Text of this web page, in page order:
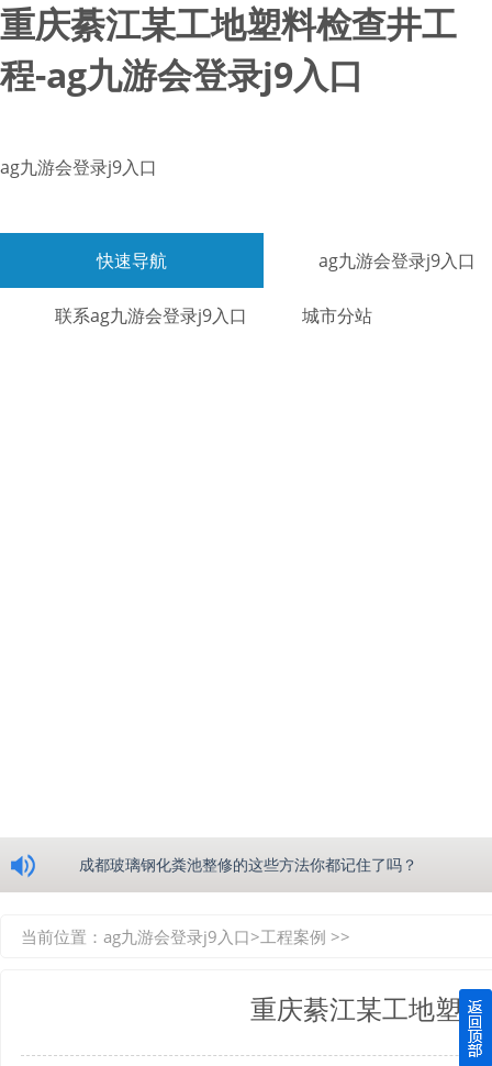
重庆綦江某工地塑料检查井工
程-ag九游会登录j9入口
ag九游会登录j9入口
快速导航 ag九游会登录j9入口
联系ag九游会登录j9入口 城市分站
成都玻璃钢化粪池整修的这些方法你都记住了吗？
四川玻璃钢化粪池逐渐取代传统玻璃钢化粪池的这几点原因
当前位置： ag九游会登录j9入口>工程案例 >>
重庆綦江某工地塑